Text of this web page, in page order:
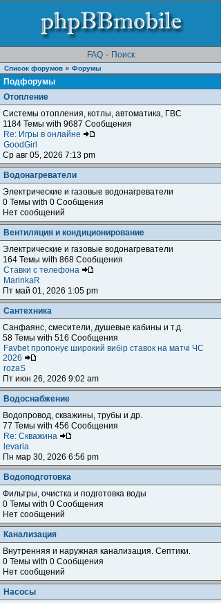
FAQ · Поиск
Список форумов » Форумы
Подфорумы
Отопление
Системы отопления, котлы, автоматика, ГВС
1184 Темы with 9687 Сообщения
Re: Игры в онлайне
GoodGirl
Ср авг 05, 2026 7:13 pm
Водонагреватели
Электрические и газовые водонагреватели
0 Темы with 0 Сообщения
Нет сообщений
Вентиляция и кондиционирование
Электрические и газовые водонагреватели
164 Темы with 868 Сообщения
Ставки с телефона
MarinkaR
Пт май 01, 2026 1:05 pm
Сантехника
Санфаянс, смесители, душевые кабины и т.д.
58 Темы with 516 Сообщения
Favbet пропонує широкий вибір ставок на матчі ЧС
2026
rozaS
Пт июн 26, 2026 9:02 am
Водоснабжение
Водопровод, скважины, трубы и др.
77 Темы with 456 Сообщения
Re: Скважина
levaria
Пн мар 30, 2026 6:56 pm
Водоподготовка
Фильтры, очистка и подготовка воды
0 Темы with 0 Сообщения
Нет сообщений
Канализация
Внутренняя и наружная канализация. Септики.
0 Темы with 0 Сообщения
Нет сообщений
Насосы